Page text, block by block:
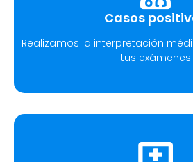
Casos
Realizamos la interpretación
tus exámenes